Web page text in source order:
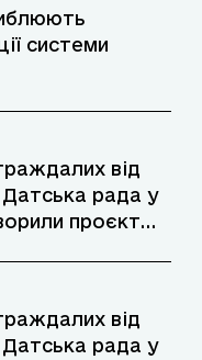
системи
від
Датська рада у
проєкт
від
Датська рада у